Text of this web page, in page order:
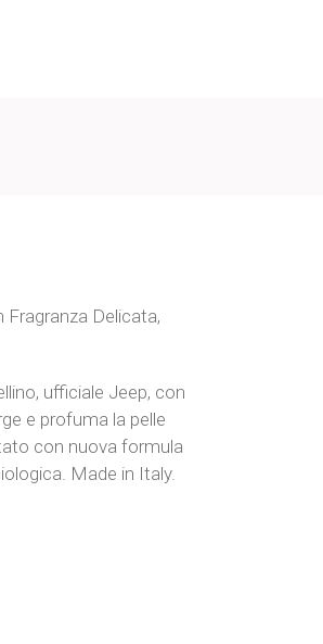
Delicata,
ufficiale Jeep, con
e profuma la pelle
con nuova formula
Made in Italy.